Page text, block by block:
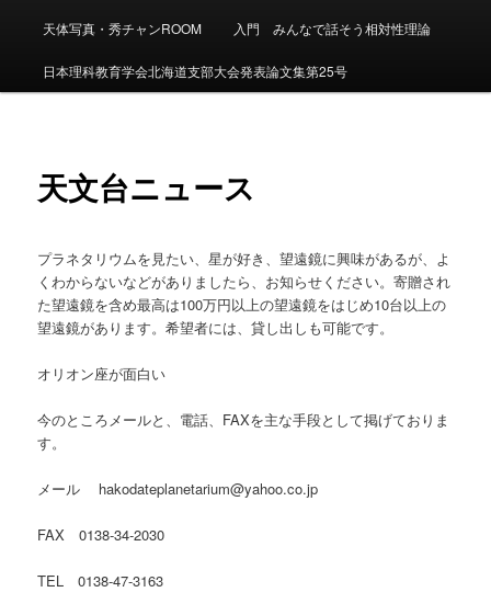
ン
コ
テ
ツ
へ
移
動
天体写真・秀チャンROOM 入門 みんなで話そう相対性理論
日本理科教育学会北海道支部大会発表論文集第25号
天文台ニュース
プラネタリウムを見たい、星が好き、望遠鏡に興味があるが、よ
くわからないなどがありましたら、お知らせください。寄贈され
た望遠鏡を含め最高は100万円以上の望遠鏡をはじめ10台以上の
望遠鏡があります。希望者には、貸し出しも可能です。
オリオン座が面白い
今のところメールと、電話、FAXを主な手段として掲げておりま
す。
メール hakodateplanetarium@yahoo.co.jp
FAX 0138-34-2030
TEL 0138-47-3163